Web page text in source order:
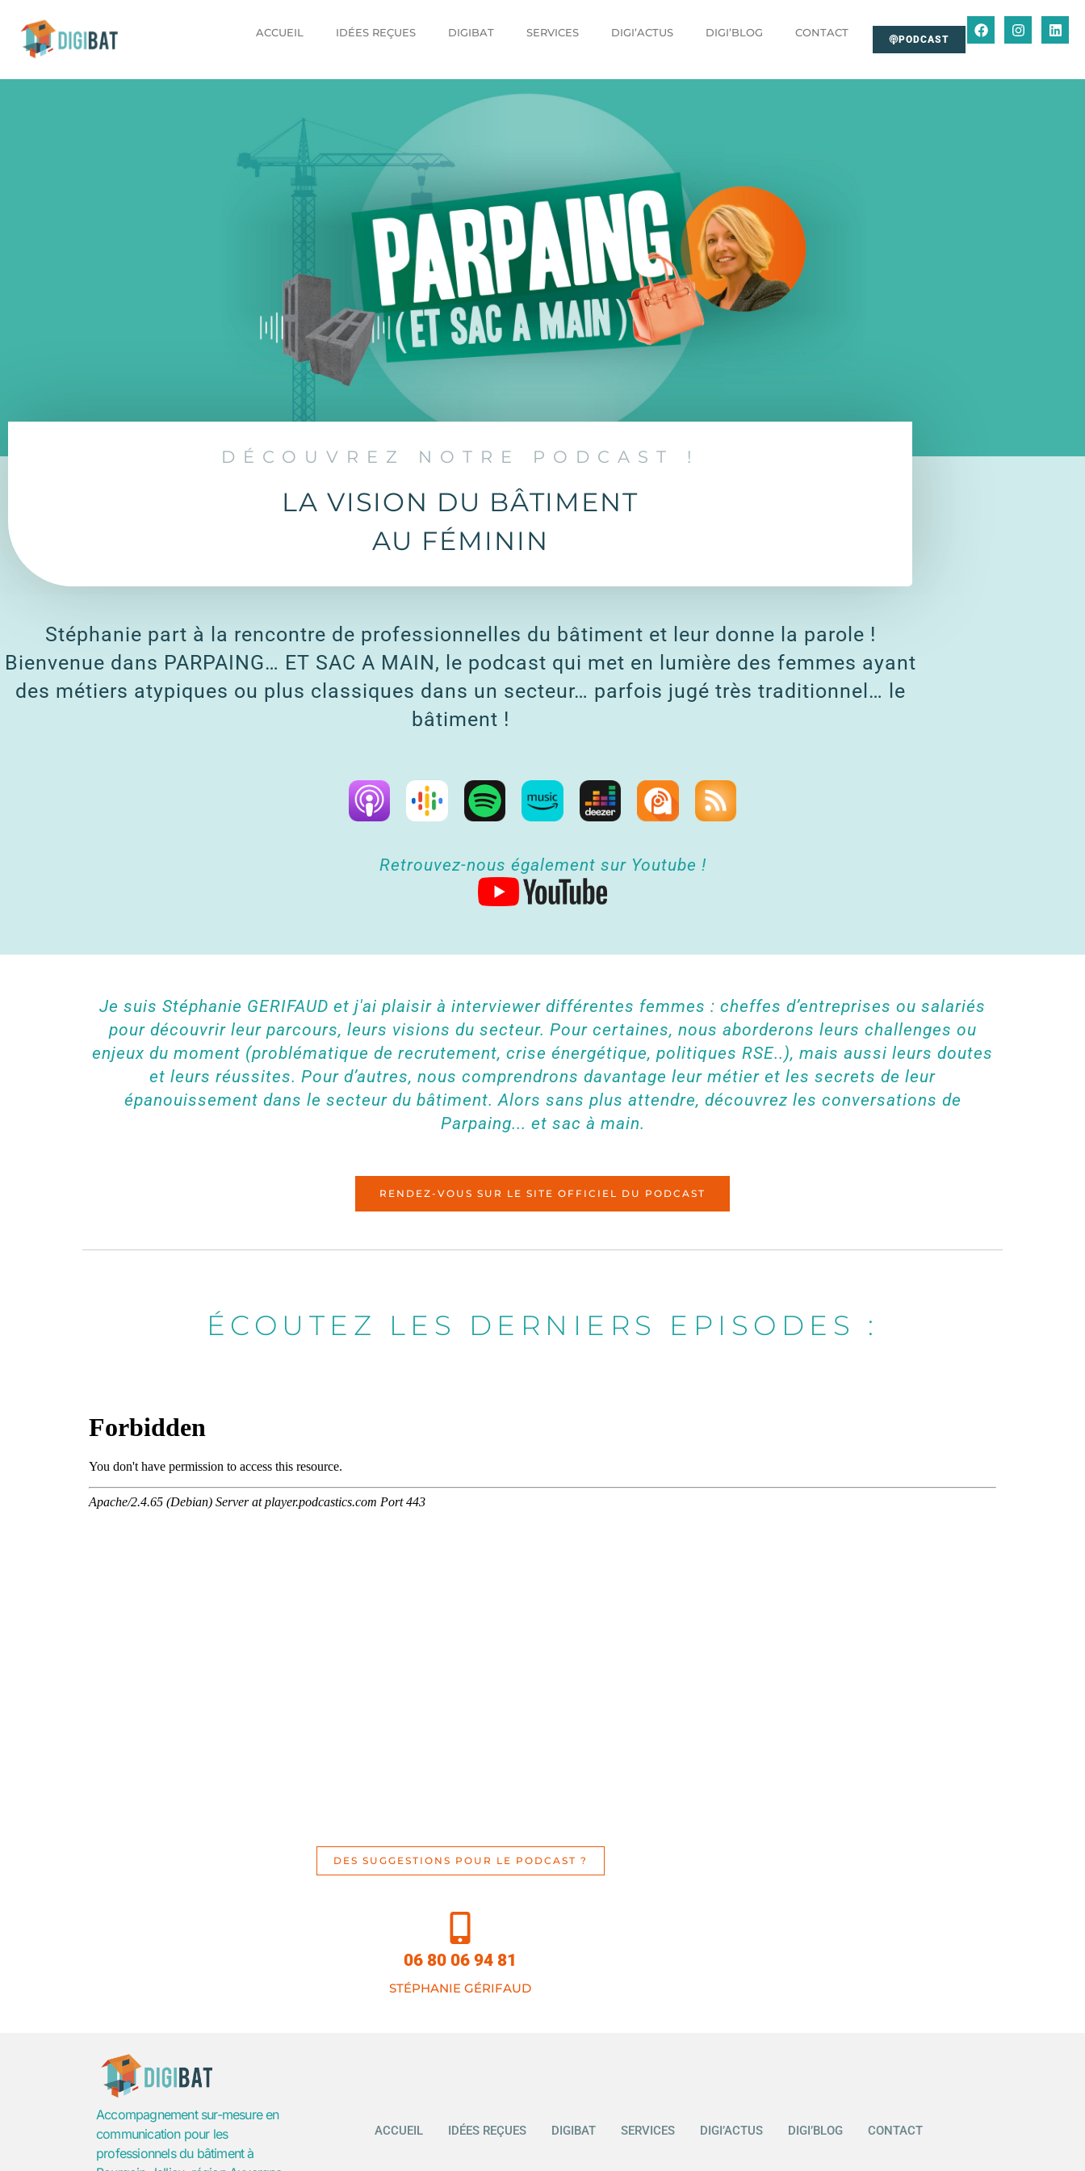
ACCUEIL IDÉES REÇUES DIGIBAT SERVICES DIGI’ACTUS DIGI’BLOG CONTACT
PODCAST
DÉCOUVREZ NOTRE PODCAST !
LA VISION DU BÂTIMENT
AU FÉMININ
Stéphanie part à la rencontre de professionnelles du bâtiment et leur donne la parole !
Bienvenue dans PARPAING… ET SAC A MAIN, le podcast qui met en lumière des femmes ayant
des métiers atypiques ou plus classiques dans un secteur… parfois jugé très traditionnel… le
bâtiment !
Retrouvez-nous également sur Youtube !
Je suis Stéphanie GERIFAUD et j'ai plaisir à interviewer différentes femmes : cheffes d’entreprises ou salariés
pour découvrir leur parcours, leurs visions du secteur. Pour certaines, nous aborderons leurs challenges ou
enjeux du moment (problématique de recrutement, crise énergétique, politiques RSE..), mais aussi leurs doutes
et leurs réussites. Pour d’autres, nous comprendrons davantage leur métier et les secrets de leur
épanouissement dans le secteur du bâtiment. Alors sans plus attendre, découvrez les conversations de
Parpaing... et sac à main.
RENDEZ-VOUS SUR LE SITE OFFICIEL DU PODCAST
ÉCOUTEZ LES DERNIERS EPISODES :
DES SUGGESTIONS POUR LE PODCAST ?
06 80 06 94 81
STÉPHANIE GÉRIFAUD
Accompagnement sur-mesure en
communication pour les
professionnels du bâtiment à
ACCUEIL IDÉES REÇUES DIGIBAT SERVICES DIGI’ACTUS DIGI’BLOG CONTACT